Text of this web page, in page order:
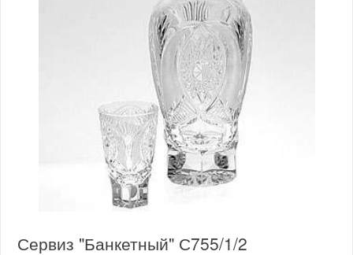
Сервиз "Банкетный" С755/1/2